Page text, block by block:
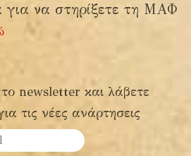
να στηρίξετε τη ΜΑΦ
newsletter και λάβετε
τις νέες ανάρτησεις